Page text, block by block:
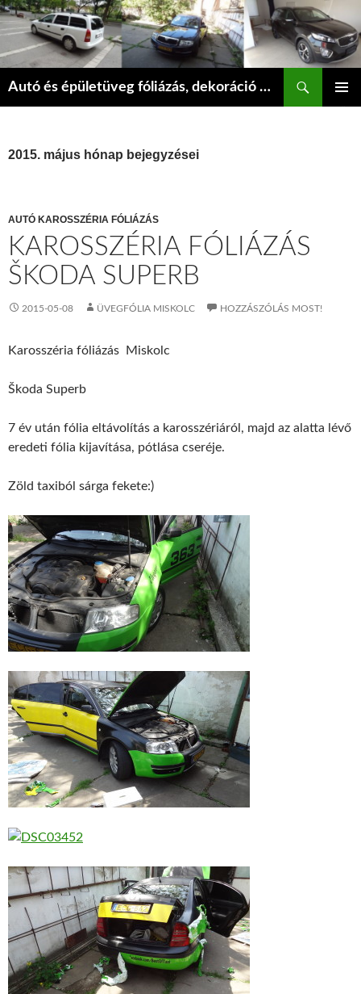
Kilépés
a
tartalomba
Autó és épületüveg fóliázás, dekoráció Miskolc kizárólag épületüveg fóliázást tudunk vállalni
2015. május hónap bejegyzései
AUTÓ KAROSSZÉRIA FÓLIÁZÁS
KAROSSZÉRIA FÓLIÁZÁS
ŠKODA SUPERB
2015-05-08 ÜVEGFÓLIA MISKOLC HOZZÁSZÓLÁS MOST!
Karosszéria fóliázás Miskolc
Škoda Superb
7 év után fólia eltávolítás a karosszériáról, majd az alatta lévő
eredeti fólia kijavítása, pótlása cseréje.
Zöld taxiból sárga fekete:)